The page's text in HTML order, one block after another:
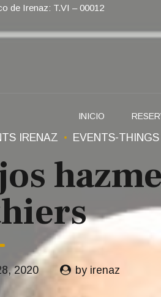
de Irenaz: T.VI – 00012
INICIO
IRENAZ EVENTS-
2020 by irenaz